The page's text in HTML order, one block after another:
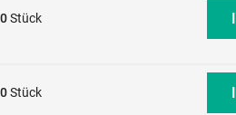
Stück
Stück